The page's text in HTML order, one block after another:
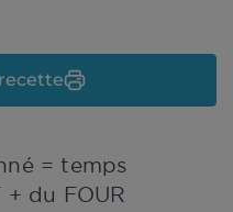
= temps
du FOUR